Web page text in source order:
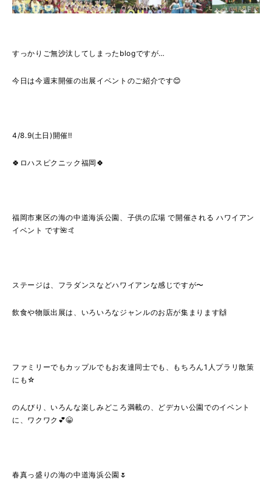
すっかりご無沙汰してしまったblogですが…
今日は今週末開催の出展イベントのご紹介です😊
4/8.9(土日)開催‼️
🍀ロハスピクニック福岡🍀
福岡市東区の海の中道海浜公園、子供の広場 で開催される ハワイアン
イベント です🌺🤙
ステージは、フラダンスなどハワイアンな感じですが〜
飲食や物販出展は、いろいろなジャンルのお店が集まります🙌
ファミリーでもカップルでもお友達同士でも、もちろん1人プラリ散策
にも☆
のんびり、いろんな楽しみどころ満載の、どデカい公園でのイベント
に、ワクワク💕😁
春真っ盛りの海の中道海浜公園🌷